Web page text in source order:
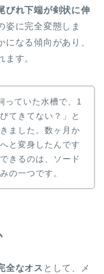
びれ下端が剣状に伸
姿に完全変態しま
なる傾向があり、
す。
っていた水槽で、1
てきてない？」と
ました。数ヶ月か
と変身したんです
きるのは、ソード
の一つです。
全なオス として、メ